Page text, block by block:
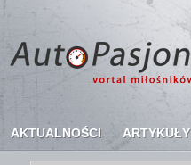
AKTUALNOŚCI ARTYKUŁY